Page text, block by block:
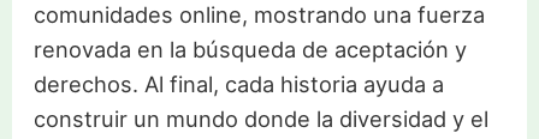
comunidades online, mostrando una fuerza
renovada en la búsqueda de aceptación y
derechos. Al final, cada historia ayuda a
construir un mundo donde la diversidad y el